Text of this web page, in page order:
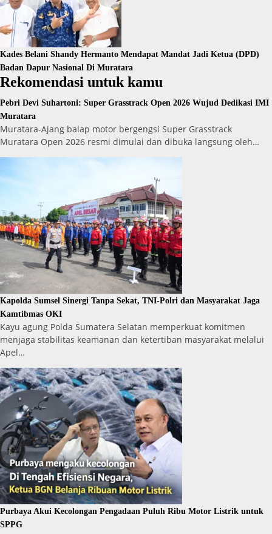
Kades Belani Shandy Hermanto Mendapat Mandat Jadi Ketua (DPD)
Badan Dapur Nasional Di Muratara
Rekomendasi untuk kamu
Pebri Devi Suhartoni: Super Grasstrack Open 2026 Wujud Dedikasi IMI
Muratara
Muratara-Ajang balap motor bergengsi Super Grasstrack
Muratara Open 2026 resmi dimulai dan dibuka langsung oleh…
Kapolda Sumsel Sinergi Tanpa Sekat, TNI-Polri dan Masyarakat Jaga
Kamtibmas OKI
Kayu agung Polda Sumatera Selatan memperkuat komitmen
menjaga stabilitas keamanan dan ketertiban masyarakat melalui
Apel…
Purbaya Akui Kecolongan Pengadaan Puluh Ribu Motor Listrik untuk
SPPG